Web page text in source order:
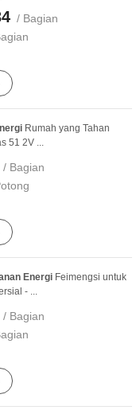
/ Bagian
Rumah yang Tahan
51 2V ...
/ Bagian
Energi Feimengsi untuk
- ...
/ Bagian